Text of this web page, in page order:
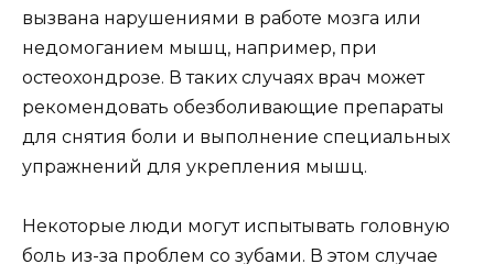
вызвана нарушениями в работе мозга или
недомоганием мышц, например, при
остеохондрозе. В таких случаях врач может
рекомендовать обезболивающие препараты
для снятия боли и выполнение специальных
упражнений для укрепления мышц.
Некоторые люди могут испытывать головную
боль из-за проблем со зубами. В этом случае